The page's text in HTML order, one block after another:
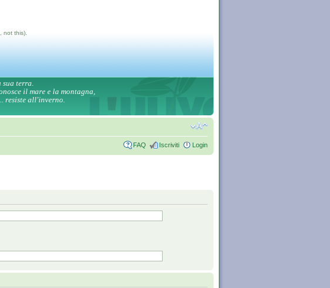
not this).
sua terra.
il mare e la montagna,
resiste all'inverno.
FAQ Iscriviti Login